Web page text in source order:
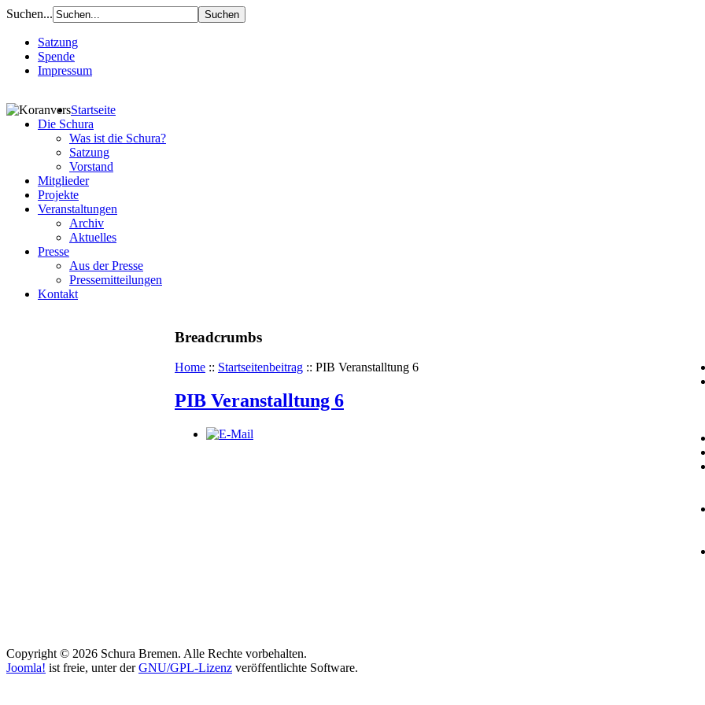
Suchen...
Satzung
Spende
Impressum
Startseite
Die Schura
Was ist die Schura?
Satzung
Vorstand
Mitglieder
Projekte
Veranstaltungen
Archiv
Aktuelles
Presse
Aus der Presse
Pressemitteilungen
Kontakt
Breadcrumbs
Home :: Startseitenbeitrag :: PIB Veranstalltung 6
PIB Veranstalltung 6
Copyright © 2026 Schura Bremen. Alle Rechte vorbehalten.
Joomla! ist freie, unter derGNU/GPL-Lizenz veröffentlichte Software.